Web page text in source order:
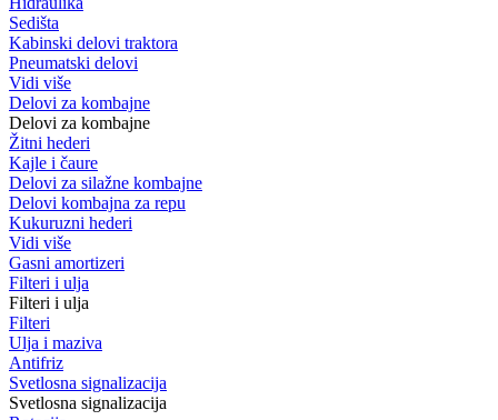
Sedišta
Kabinski delovi traktora
Pneumatski delovi
Vidi više
Delovi za kombajne
Delovi za kombajne
Žitni hederi
Kajle i čaure
Delovi za silažne kombajne
Delovi kombajna za repu
Kukuruzni hederi
Vidi više
Gasni amortizeri
Filteri i ulja
Filteri i ulja
Filteri
Ulja i maziva
Antifriz
Svetlosna signalizacija
Svetlosna signalizacija